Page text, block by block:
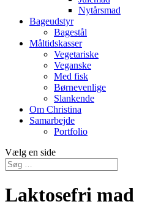
Nytårsmad
Bageudstyr
Bagestål
Måltidskasser
Vegetariske
Veganske
Med fisk
Børnevenlige
Slankende
Om Christina
Samarbejde
Portfolio
Vælg en side
Laktosefri mad